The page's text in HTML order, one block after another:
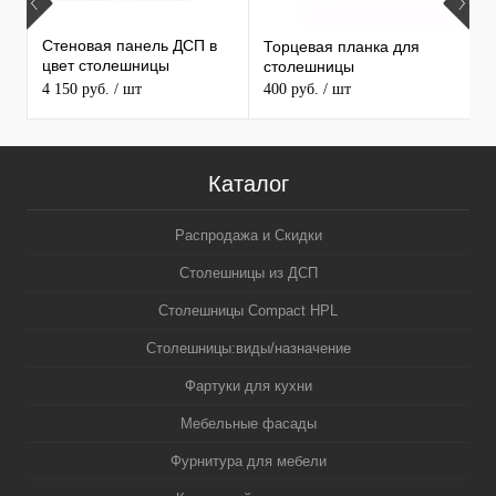
Стеновая панель ДСП в
цвет столешницы
MAERSS
4 150 руб. / шт
Торцевая планка для
столешницы
400 руб. / шт
Каталог
Распродажа и Скидки
Столешницы из ДСП
Столешницы Compact HPL
Столешницы:виды/назначение
Фартуки для кухни
Мебельные фасады
Фурнитура для мебели